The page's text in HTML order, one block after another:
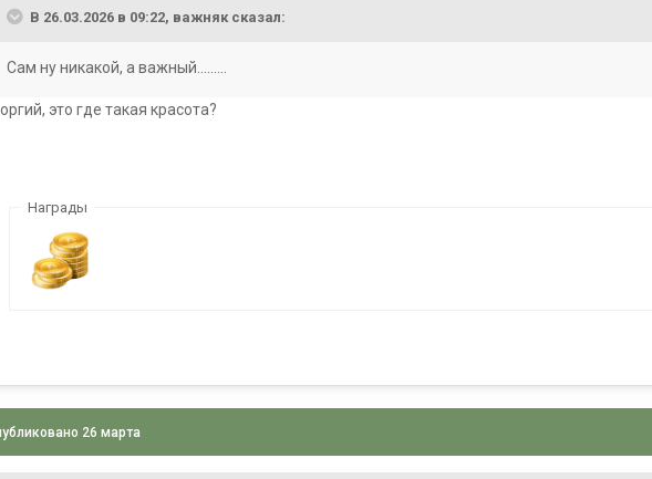
В 26.03.2026 в 09:22, важняк сказал:
Сам ну никакой, а важный.........
это где такая красота?
Награды
26 марта